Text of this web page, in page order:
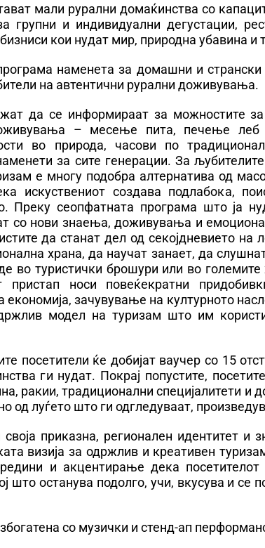
мали рурални домаќинства со
групни и индивидуални дегустации,
кои нудат мир, природна убавина и
наменета за домашни и странски
на автентични рурални доживувања.
да се информираат за можностите за
– месење пита, печење леб
во природа, часови по
за сите генерации. За
е многу подобра алтернатива од
искуствениот создава подлабока,
Преку сеопфатната програма што ја
со нови знаења, доживувања и
да станат дел од секојдневието на
храна, да научат занает, да
во туристички брошури или во големите
носи повеќекратни
зачувување на културното
модел на туризам што им
посетители ќе добијат ваучер со 15
ги нудат. Покрај попустите,
ракии, традиционални специјалитети
од луѓето што ги одгледуваат,
приказна, регионален идентитет и
визија за одржлив и креативен
и акцентирање дека
што останува подолго, учи, вкусува и се
со музички и стенд-ап